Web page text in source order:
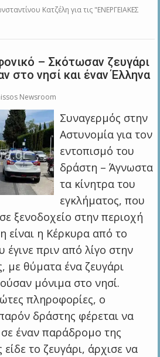
Κατζέλη για τις "ΕΝΕΡΓΕΙΑΚΕΣ
– Σκότωσαν ζευγάρι
στο νησί και έναν Έλληνα
Newsroom
Συναγερμός στην
Αστυνομία για τον
εντοπισμό του
δράστη – Άγνωστα
τα κίνητρα του
εγκλήματος, που
ξενοδοχείο στην περιοχή
είναι η Κέρκυρα από το
έγινε πριν από λίγο στην
με θύματα ένα ζευγάρι
μόνιμα στο νησί.
πληροφορίες, ο
δράστης φέρεται να
σε έναν παράδρομο της
είδε το ζευγάρι, άρχισε να